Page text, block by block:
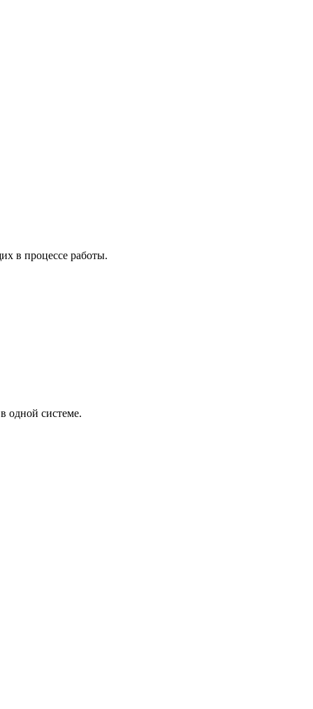
в процессе работы.
одной системе.